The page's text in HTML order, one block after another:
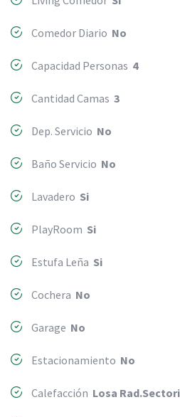
Comedor Diario No
Capacidad Personas 4
Cantidad Camas 3
Dep. Servicio No
Baño Servicio No
Lavadero Si
PlayRoom Si
Estufa Leña Si
Cochera No
Garage No
Estacionamiento No
Calefacción Losa